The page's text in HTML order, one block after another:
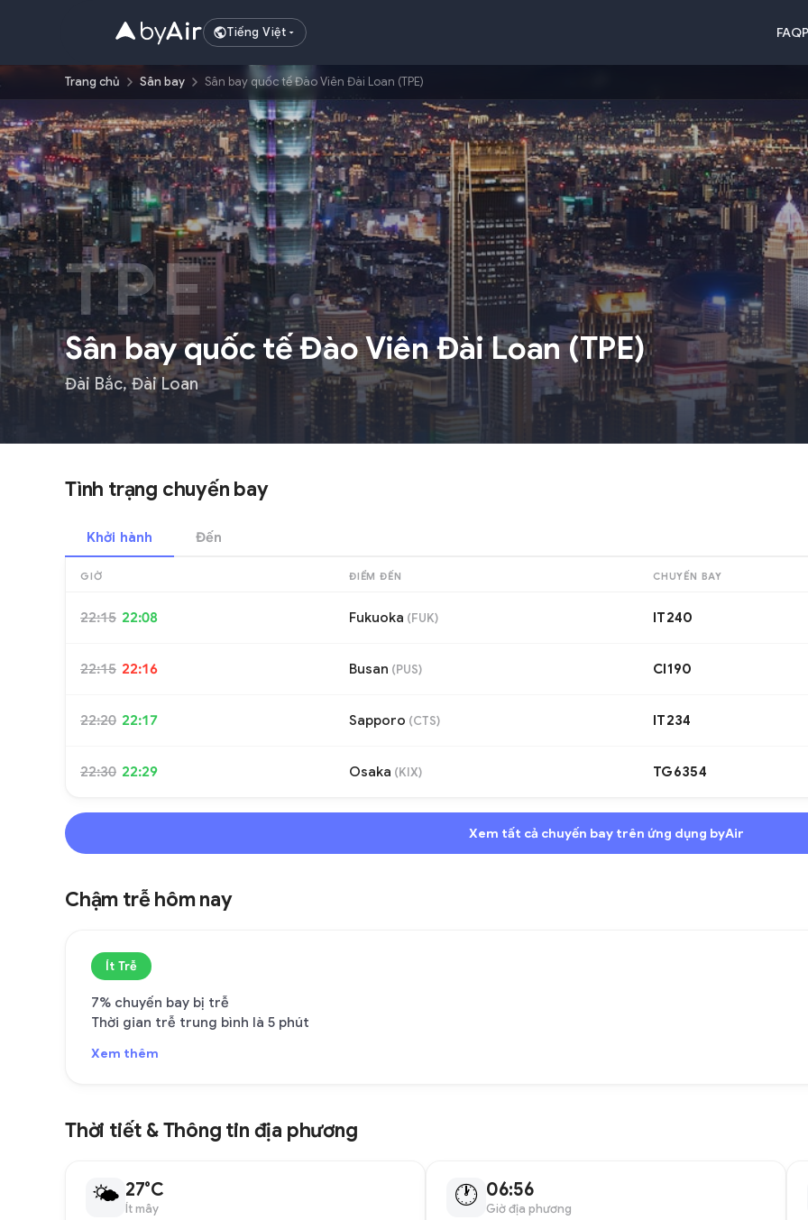
Tiếng Việt FAQ
Trang chủ Sân bay Sân bay quốc tế Đào Viên Đài Loan (TPE)
TPE
Sân bay quốc tế Đào Viên Đài Loan(TPE)
Đài Bắc,Đài Loan
Tình trạng chuyến bay
Khởi hành Đến
GIỜ ĐIỂM ĐẾN CHUYẾN BAY
22:15 22:08 Fukuoka (FUK) IT240
22:15 22:16 Busan (PUS) CI190
22:20 22:17 Sapporo (CTS) IT234
22:30 22:29 Osaka (KIX) TG6354
Xem tất cả chuyến bay trên ứng dụng byAir
Chậm trễ hôm nay
Ít Trễ
7% chuyến bay bị trễ
Thời gian trễ trung bình là 5 phút
Xem thêm
Thời tiết & Thông tin địa phương
🌤 27°C
Ít mây 🕐 06:56
Giờ địa phương